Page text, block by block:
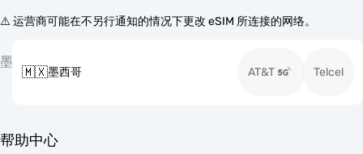
⚠️ 运营商可能在不另行通知的情况下更改 eSIM 所连接的网络。
墨
🇲🇽墨西哥 AT&T Telcel
帮助中心